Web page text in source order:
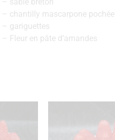
– chantilly mascarpone pochée
– gariguettes
– Fleur en pâte d’amandes